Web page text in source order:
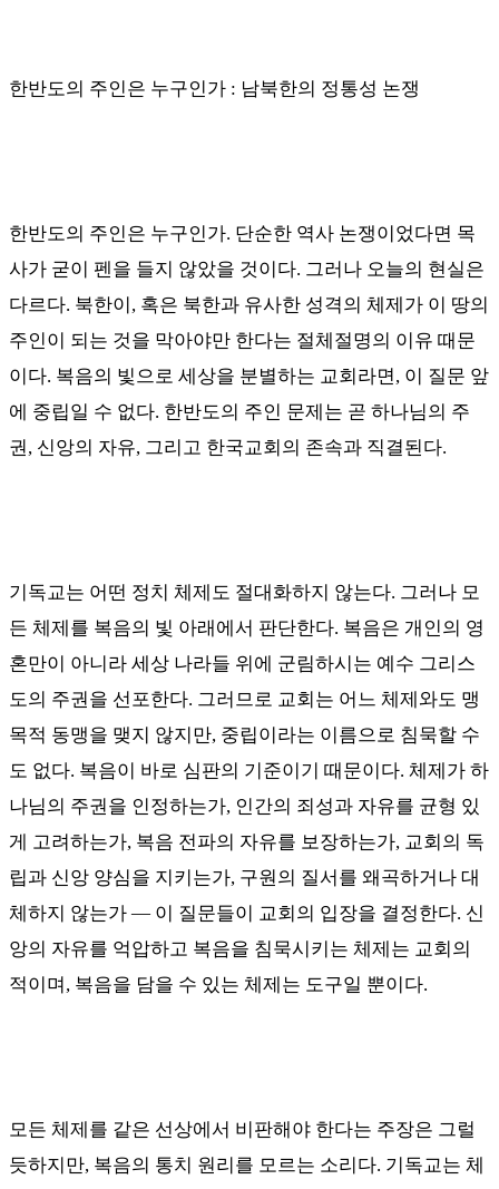
한반도의 주인은 누구인가 : 남북한의 정통성 논쟁
한반도의 주인은 누구인가. 단순한 역사 논쟁이었다면 목
사가 굳이 펜을 들지 않았을 것이다. 그러나 오늘의 현실은
다르다. 북한이 , 혹은 북한과 유사한 성격의 체제가 이 땅의
주인이 되는 것을 막아야만 한다는 절체절명의 이유 때문
이다. 복음의 빛으로 세상을 분별하는 교회라면, 이 질문 앞
에 중립일 수 없다. 한반도의 주인 문제는 곧 하나님의 주
권, 신앙의 자유, 그리고 한국교회의 존속과 직결된다.
기독교는 어떤 정치 체제도 절대화하지 않는다. 그러나 모
든 체제를 복음의 빛 아래에서 판단한다. 복음은 개인의 영
혼만이 아니라 세상 나라들 위에 군림하시는 예수 그리스
도의 주권을 선포한다. 그러므로 교회는 어느 체제와도 맹
목적 동맹을 맺지 않지만, 중립이라는 이름으로 침묵할 수
도 없다. 복음이 바로 심판의 기준이기 때문이다. 체제가 하
나님의 주권을 인정하는가, 인간의 죄성과 자유를 균형 있
게 고려하는가, 복음 전파의 자유를 보장하는가, 교회의 독
립과 신앙 양심을 지키는가, 구원의 질서를 왜곡하거나 대
체하지 않는가 — 이 질문들이 교회의 입장을 결정한다. 신
앙의 자유를 억압하고 복음을 침묵시키는 체제는 교회의
적이며 , 복음을 담을 수 있는 체제는 도구일 뿐이다.
모든 체제를 같은 선상에서 비판해야 한다는 주장은 그럴
듯하지만, 복음의 통치 원리를 모르는 소리다. 기독교는 체